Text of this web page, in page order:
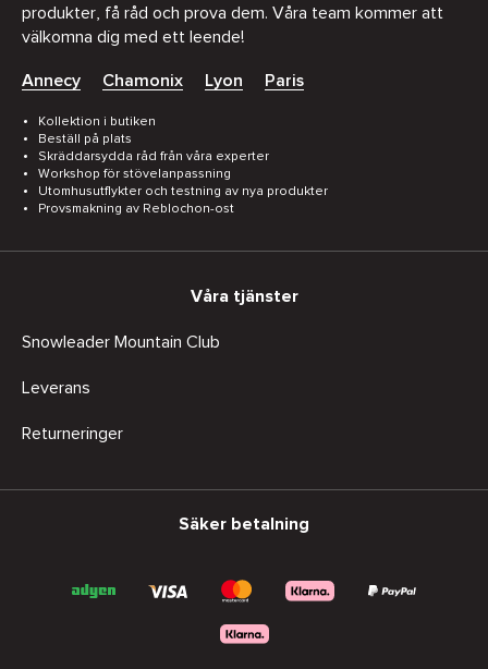
produkter, få råd och prova dem. Våra team kommer att
välkomna dig med ett leende!
Annecy Chamonix Lyon Paris
Kollektion i butiken
Beställ på plats
Skräddarsydda råd från våra experter
Workshop för stövelanpassning
Utomhusutflykter och testning av nya produkter
Provsmakning av Reblochon-ost
Våra tjänster
Snowleader Mountain Club
Leverans
Returneringer
Säker betalning